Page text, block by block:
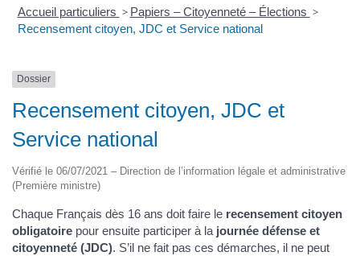
Accueil particuliers > Papiers – Citoyenneté – Élections >
Recensement citoyen, JDC et Service national
Dossier
Recensement citoyen, JDC et
Service national
Vérifié le 06/07/2021 – Direction de l’information légale et administrative
(Première ministre)
Chaque Français dès 16 ans doit faire le recensement citoyen
obligatoire pour ensuite participer à la journée défense et
citoyenneté (JDC). S’il ne fait pas ces démarches, il ne peut